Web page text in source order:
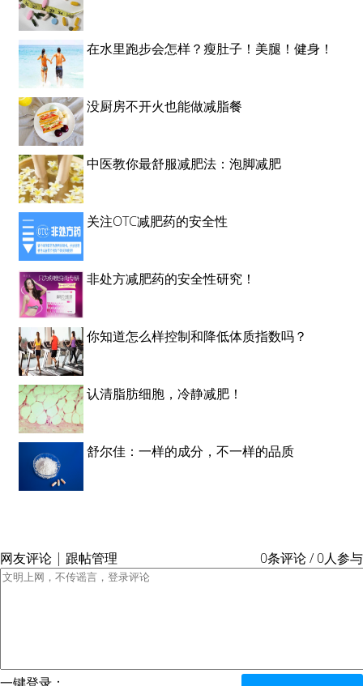
在水里跑步会怎样？瘦肚子！美腿！健身！
没厨房不开火也能做减脂餐
中医教你最舒服减肥法：泡脚减肥
关注OTC减肥药的安全性
非处方减肥药的安全性研究！
你知道怎么样控制和降低体质指数吗？
认清脂肪细胞，冷静减肥！
舒尔佳：一样的成分，不一样的品质
网友评论 | 跟帖管理 0条评论 / 0人参与